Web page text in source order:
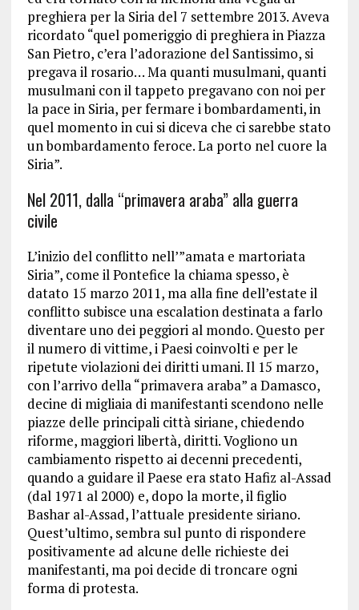
preghiera per la Siria del 7 settembre 2013. Aveva
ricordato “quel pomeriggio di preghiera in Piazza
San Pietro, c’era l’adorazione del Santissimo, si
pregava il rosario… Ma quanti musulmani, quanti
musulmani con il tappeto pregavano con noi per
la pace in Siria, per fermare i bombardamenti, in
quel momento in cui si diceva che ci sarebbe stato
un bombardamento feroce. La porto nel cuore la
Siria”.
Nel 2011, dalla “primavera araba” alla guerra
civile
L’inizio del conflitto nell’”amata e martoriata
Siria”, come il Pontefice la chiama spesso, è
datato 15 marzo 2011, ma alla fine dell’estate il
conflitto subisce una escalation destinata a farlo
diventare uno dei peggiori al mondo. Questo per
il numero di vittime, i Paesi coinvolti e per le
ripetute violazioni dei diritti umani. Il 15 marzo,
con l’arrivo della “primavera araba” a Damasco,
decine di migliaia di manifestanti scendono nelle
piazze delle principali città siriane, chiedendo
riforme, maggiori libertà, diritti. Vogliono un
cambiamento rispetto ai decenni precedenti,
quando a guidare il Paese era stato Hafiz al-Assad
(dal 1971 al 2000) e, dopo la morte, il figlio
Bashar al-Assad, l’attuale presidente siriano.
Quest’ultimo, sembra sul punto di rispondere
positivamente ad alcune delle richieste dei
manifestanti, ma poi decide di troncare ogni
forma di protesta.